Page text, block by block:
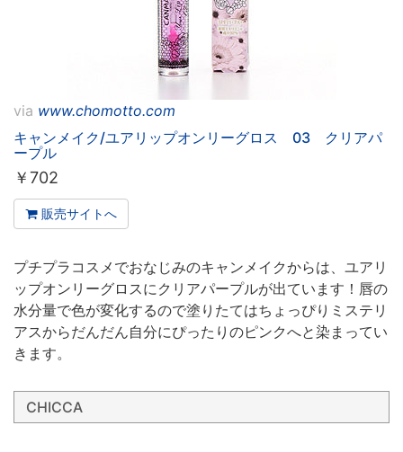
via www.chomotto.com
キャンメイク/ユアリップオンリーグロス 03 クリアパ
ープル
￥702
販売サイトへ
プチプラコスメでおなじみのキャンメイクからは、ユアリ
ップオンリーグロスにクリアパープルが出ています！唇の
水分量で色が変化するので塗りたてはちょっぴりミステリ
アスからだんだん自分にぴったりのピンクへと染まってい
きます。
CHICCA